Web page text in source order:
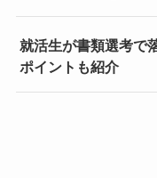
就活生が書類選考で
ポイントも紹介